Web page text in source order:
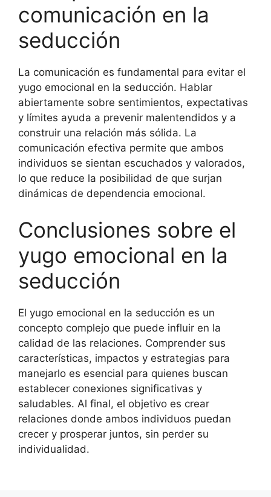
comunicación en la
seducción
La comunicación es fundamental para evitar el
yugo emocional en la seducción. Hablar
abiertamente sobre sentimientos, expectativas
y límites ayuda a prevenir malentendidos y a
construir una relación más sólida. La
comunicación efectiva permite que ambos
individuos se sientan escuchados y valorados,
lo que reduce la posibilidad de que surjan
dinámicas de dependencia emocional.
Conclusiones sobre el
yugo emocional en la
seducción
El yugo emocional en la seducción es un
concepto complejo que puede influir en la
calidad de las relaciones. Comprender sus
características, impactos y estrategias para
manejarlo es esencial para quienes buscan
establecer conexiones significativas y
saludables. Al final, el objetivo es crear
relaciones donde ambos individuos puedan
crecer y prosperar juntos, sin perder su
individualidad.